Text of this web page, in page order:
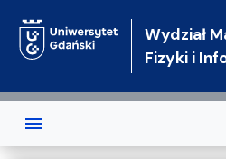
Wydział
Fizyki i